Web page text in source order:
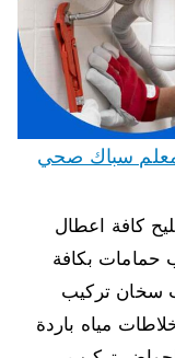
افضل معلم سباك صحي
كافة اعطال
حمامات بكافة
سخان تركيب
مياه باردة